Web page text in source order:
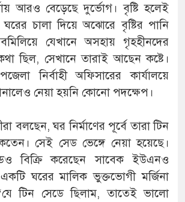
আরও বেড়েছে দুর্ভোগ। বৃষ্টি হলেই
চালা দিয়ে অঝোরে বৃষ্টির পানি
যেখানে অসহায় গৃহহীনদের
কথা ছিল, সেখানে তারাই আছেন কষ্টে।
নির্বাহী অফিসারের কার্যালয়ে
নেয়া হয়নি কোনো পদক্ষেপ।
বলছেন, ঘর নির্মাণের পূর্বে তারা টিন
সেই সেড ভেঙ্গে নেয়া হয়েছে।
বিক্রি করেছেন সাবেক ইউএনও
ঘরের মালিক ভুক্তভোগী মর্জিনা
টিন সেডে ছিলাম, তাতেই ভালো